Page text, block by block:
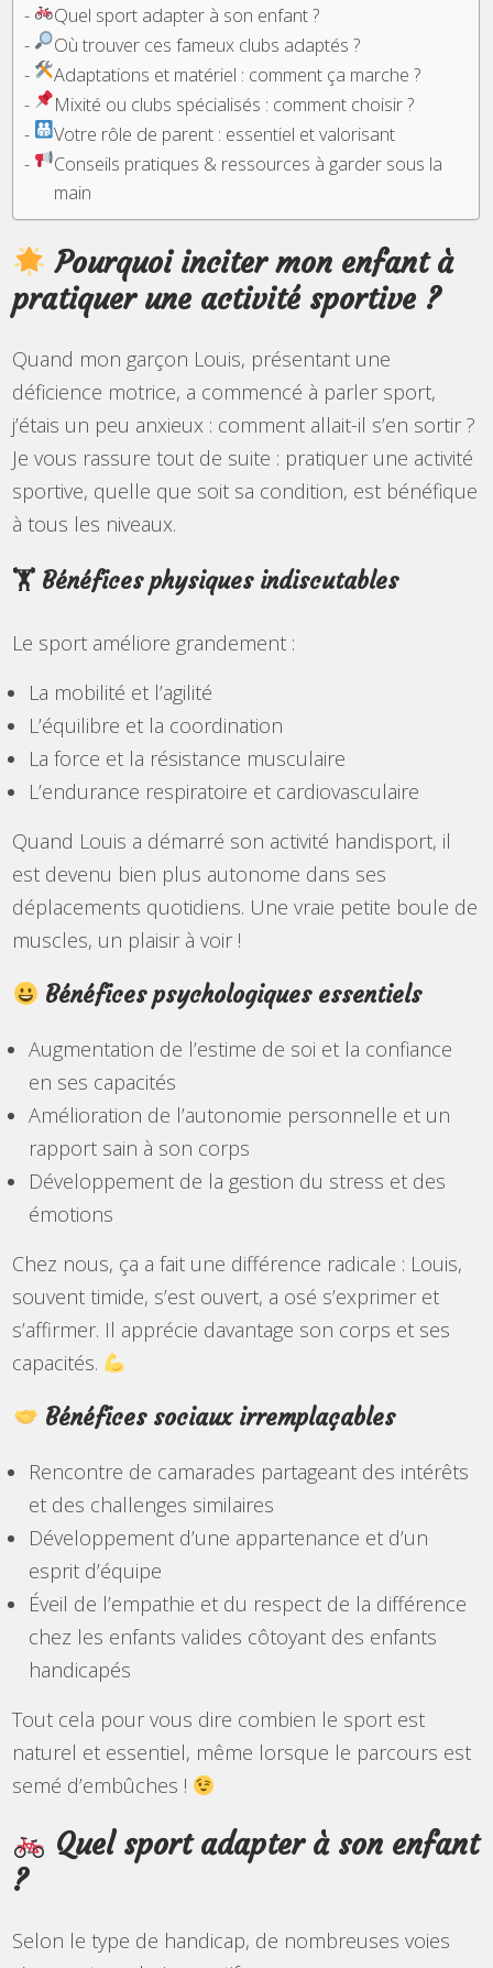
Quel sport adapter à son enfant ?
Où trouver ces fameux clubs adaptés ?
Adaptations et matériel : comment ça marche ?
Mixité ou clubs spécialisés : comment choisir ?
Votre rôle de parent : essentiel et valorisant
Conseils pratiques & ressources à garder sous la
main
Pourquoi inciter mon enfant à
pratiquer une activité sportive ?
Quand mon garçon Louis, présentant une
déficience motrice, a commencé à parler sport,
j’étais un peu anxieux : comment allait-il s’en sortir ?
Je vous rassure tout de suite : pratiquer une activité
sportive, quelle que soit sa condition, est bénéfique
à tous les niveaux.
🏋️ Bénéfices physiques indiscutables
Le sport améliore grandement :
La mobilité et l’agilité
L’équilibre et la coordination
La force et la résistance musculaire
L’endurance respiratoire et cardiovasculaire
Quand Louis a démarré son activité handisport, il
est devenu bien plus autonome dans ses
déplacements quotidiens. Une vraie petite boule de
muscles, un plaisir à voir !
Bénéfices psychologiques essentiels
Augmentation de l’estime de soi et la confiance
en ses capacités
Amélioration de l’autonomie personnelle et un
rapport sain à son corps
Développement de la gestion du stress et des
émotions
Chez nous, ça a fait une différence radicale : Louis,
souvent timide, s’est ouvert, a osé s’exprimer et
s’affirmer. Il apprécie davantage son corps et ses
capacités.
Bénéfices sociaux irremplaçables
Rencontre de camarades partageant des intérêts
et des challenges similaires
Développement d’une appartenance et d’un
esprit d’équipe
Éveil de l’empathie et du respect de la différence
chez les enfants valides côtoyant des enfants
handicapés
Tout cela pour vous dire combien le sport est
naturel et essentiel, même lorsque le parcours est
semé d’embûches !
Quel sport adapter à son enfant
?
Selon le type de handicap, de nombreuses voies